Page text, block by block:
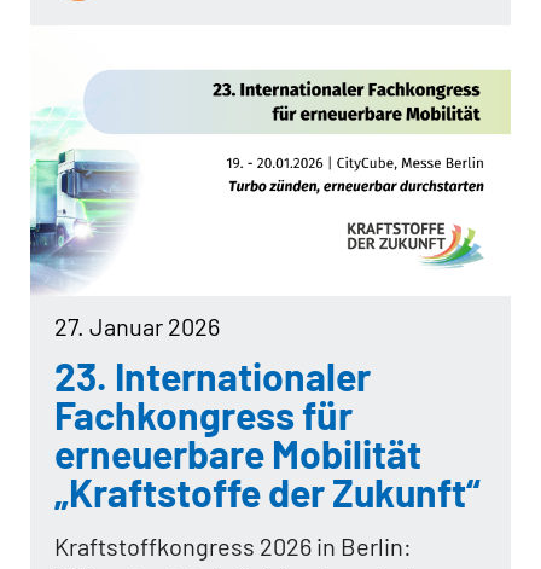
27. Januar 2026
23. Internationaler
Fachkongress für
erneuerbare Mobilität
„Kraftstoffe der Zukunft“
Kraftstoffkongress 2026 in Berlin: